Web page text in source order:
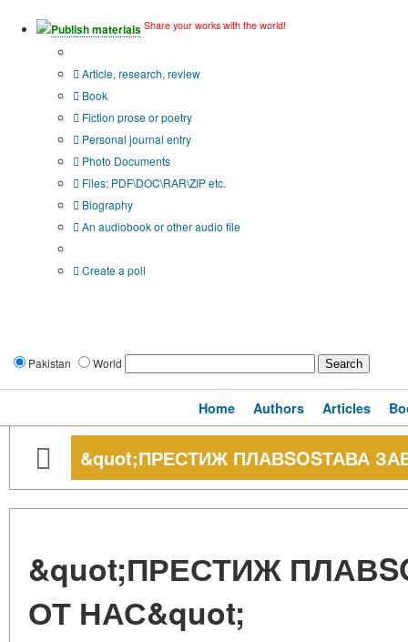
Publish materials Share your works with the world!
Article, research, review
Book
Fiction prose or poetry
Personal journal entry
Photo Documents
Files: PDF\DOC\RAR\ZIP etc.
Biography
An audiobook or other audio file
Create a poll
Pakistan World
Home Authors Articles
&quot;ПРЕСТИЖ ПЛАВSOSТАВА
&quot;ПРЕСТИЖ
ОТ НАС&quot;